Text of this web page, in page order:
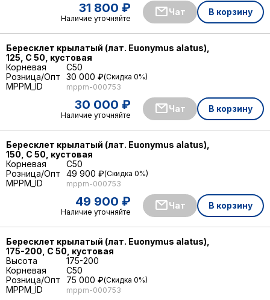
31 800 ₽
Наличие уточняйте
Чат В корзину
Бересклет крылатый (лат. Euonymus alatus),
125, С 50, кустовая
Корневая
C50
Розница/Опт
30 000 ₽ Скидка 0%
30 000 ₽
Наличие уточняйте
Чат В корзину
MPPM_ID mppm-000753
Бересклет крылатый (лат. Euonymus alatus),
150, С 50, кустовая
Корневая
C50
Розница/Опт
49 900 ₽ Скидка 0%
49 900 ₽
Наличие уточняйте
Чат В корзину
MPPM_ID mppm-000753
Бересклет крылатый (лат. Euonymus alatus),
175-200, С 50, кустовая
Высота
175-200
Корневая
C50
Розница/Опт
75 000 ₽ Скидка 0%
MPPM_ID mppm-000753